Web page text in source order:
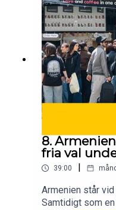
8.
fria val
39:00
Armenien står
Samtidigt som